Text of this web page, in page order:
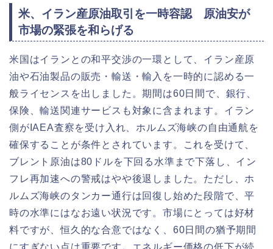
米、イラン産原油取引を一時容認 原油安が
市場の緊張を和らげる
米国はイランとの和平交渉の一環として、イラン産原
油や石油製品の販売・輸送・輸入を一時的に認める一
般ライセンスを出しました。期間は60日間で、銀行、
保険、輸送関連サービスも対象に含まれます。イラン
側がIAEA査察を受け入れ、ホルムズ海峡の自由通航を
確保することが条件とされています。これを受けて、
ブレント原油は80ドルを下回る水準まで下落し、イン
フレ再加速への警戒はやや後退しました。ただし、ホ
ルムズ海峡のタンカー通行は回復し始めた段階で、平
時の水準にはなお遠い状況です。市場にとっては好材
料ですが、恒久的な合意ではなく、60日間の猶予期間